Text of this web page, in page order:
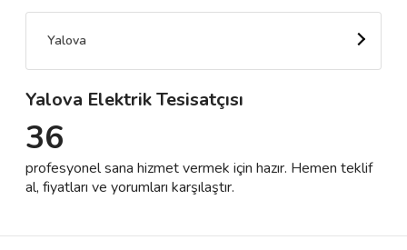
🌟 Müşteri Değerlendirmeleri
Destek
İletişim
Yalova
Yalova Elektrik Tesisatçısı
36
profesyonel sana hizmet vermek için hazır. Hemen teklif
al, fiyatları ve yorumları karşılaştır.